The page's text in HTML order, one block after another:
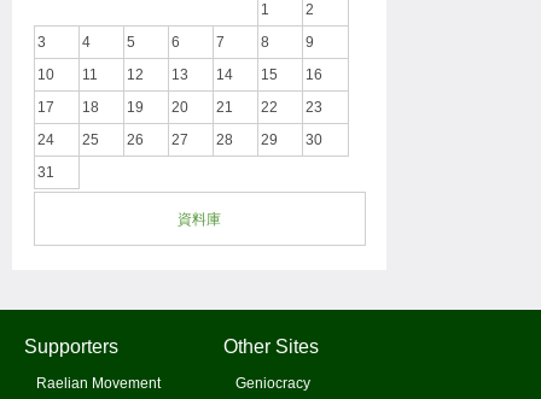
1
2
3
4 5 6 7 8
9
10
11 12 13 14 15
16
17
18 19 20 21 22
23
24
25 26 27 28 29
30
31
資料庫
Supporters
Raelian Movement
Other Sites
Geniocracy